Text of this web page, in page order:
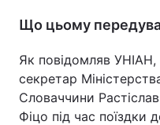
Що цьому
Як повідомляв
секретар
Словаччини
Фіцо під час поїздки